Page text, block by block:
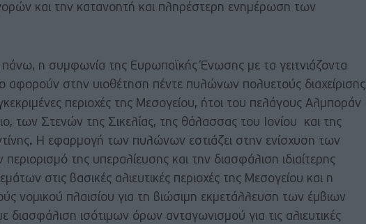
και την κατανοητή και πληρέστερη ενημέρωση των
πάνω, η συμφωνία της Ευρωπαϊκής Ένωσης με τα γειτνιάζοντα
αφορούν στην υιοθέτηση πέντε πυλώνων πολυετούς διαχείρισης
περιοχές της Μεσογείου, ήτοι του πελάγους Αλμποράν
των Στενών της Σικελίας, της θάλασσας του Ιονίου και της
Η εφαρμογή των πυλώνων εστιάζει στην ενίσχυση των
της υπεραλίευσης και την διασφάλιση ιδιαίτερης
στις βασικές αλιευτικές περιοχές της Μεσογείου και η
νομικού πλαισίου για τη βιώσιμη εκμετάλλευση των έμβιων
ισότιμων όρων ανταγωνισμού για τις αλιευτικές